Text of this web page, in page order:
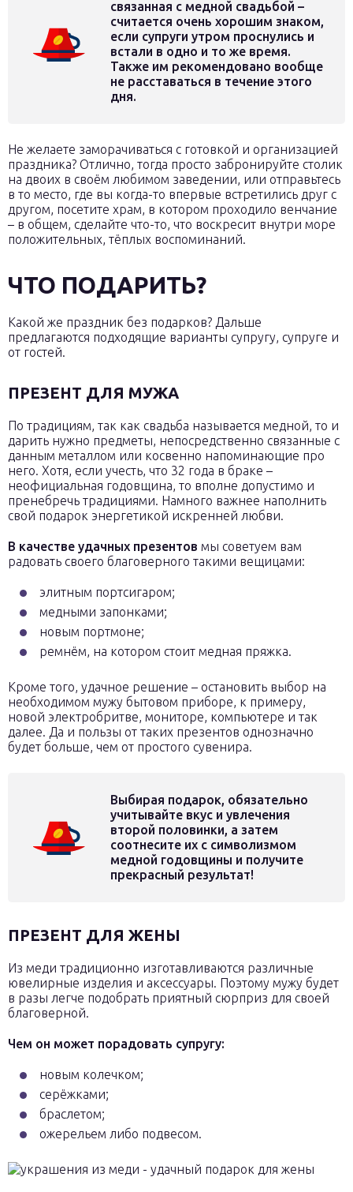
связанная с медной свадьбой –
считается очень хорошим знаком,
если супруги утром проснулись и
встали в одно и то же время.
Также им рекомендовано вообще
не расставаться в течение этого
дня.
Не желаете заморачиваться с готовкой и организацией
праздника? Отлично, тогда просто забронируйте столик
на двоих в своём любимом заведении, или отправьтесь
в то место, где вы когда-то впервые встретились друг с
другом, посетите храм, в котором проходило венчание
– в общем, сделайте что-то, что воскресит внутри море
положительных, тёплых воспоминаний.
ЧТО ПОДАРИТЬ?
Какой же праздник без подарков? Дальше
предлагаются подходящие варианты супругу, супруге и
от гостей.
ПРЕЗЕНТ ДЛЯ МУЖА
По традициям, так как свадьба называется медной, то и
дарить нужно предметы, непосредственно связанные с
данным металлом или косвенно напоминающие про
него. Хотя, если учесть, что 32 года в браке –
неофициальная годовщина, то вполне допустимо и
пренебречь традициями. Намного важнее наполнить
свой подарок энергетикой искренней любви.
В качестве удачных презентов мы советуем вам
радовать своего благоверного такими вещицами:
элитным портсигаром;
медными запонками;
новым портмоне;
ремнём, на котором стоит медная пряжка.
Кроме того, удачное решение – остановить выбор на
необходимом мужу бытовом приборе, к примеру,
новой электробритве, мониторе, компьютере и так
далее. Да и пользы от таких презентов однозначно
будет больше, чем от простого сувенира.
Выбирая подарок, обязательно
учитывайте вкус и увлечения
второй половинки, а затем
соотнесите их с символизмом
медной годовщины и получите
прекрасный результат!
ПРЕЗЕНТ ДЛЯ ЖЕНЫ
Из меди традиционно изготавливаются различные
ювелирные изделия и аксессуары. Поэтому мужу будет
в разы легче подобрать приятный сюрприз для своей
благоверной.
Чем он может порадовать супругу:
новым колечком;
серёжками;
браслетом;
ожерельем либо подвесом.